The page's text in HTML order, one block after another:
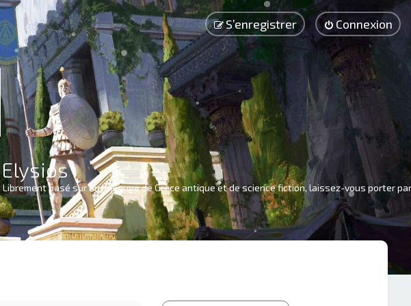
Connexion
S’enregistrer
basé sur un mélange de Grèce antique et de science fiction, laissez-vous porter par